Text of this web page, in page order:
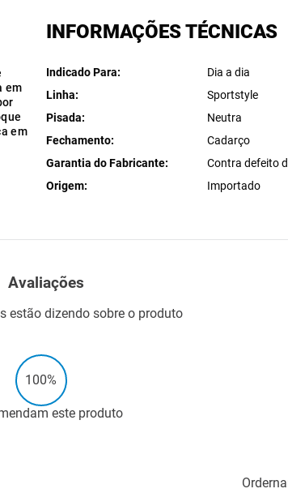
em
em
INFORMAÇÕES TÉCNICAS
Indicado Para
Dia a dia
Linha
Sportstyle
Pisada
Neutra
Fechamento
Cadarço
Garantia do Fabricante
Contra defeito
Origem
Importado
Avaliações
estão dizendo sobre o produto
100%
este produto